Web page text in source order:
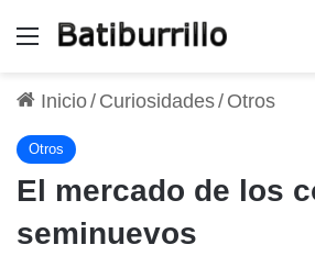
Menú
Inicio/ Curiosidades/ Otros
Otros
El mercado de los
seminuevos